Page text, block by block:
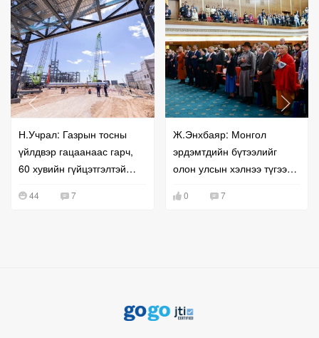
Н.Учрал: Газрын тосны
үйлдвэр гацаанаас гарч,
60 хувийн гүйцэтгэлтэй
44 7
Ж.Энхбаяр: Монгол
эрдэмтдийн бүтээлийг
олон улсын хэлнээ түгээх
0 7